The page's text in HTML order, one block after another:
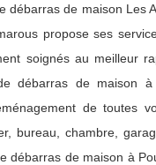
débarras de maison Les
propose ses
soignés au meilleur
débarras de maison
de toutes
bureau, chambre,
débarras de maison à